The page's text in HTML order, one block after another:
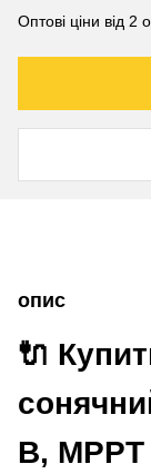
Оптові ціни від 2
опис
🔌
В,